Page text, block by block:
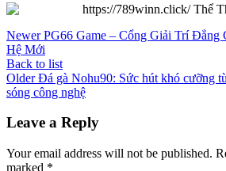
Newer PG66 Game – Cổng Giải Trí Đẳng
Hệ Mới
Back to list
Older Đá gà Nohu90: Sức hút khó cưỡng
sóng công nghệ
Leave a Reply
Your email address will not be published.
marked *